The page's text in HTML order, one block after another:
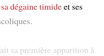
sa dégaine timideet ses
sa première apparition à